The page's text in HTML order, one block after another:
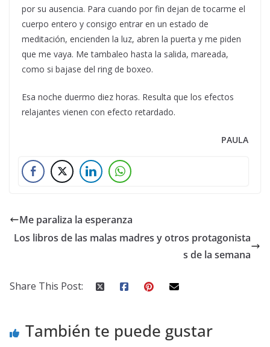
por su ausencia. Para cuando por fin dejan de tocarme el
cuerpo entero y consigo entrar en un estado de
meditación, encienden la luz, abren la puerta y me piden
que me vaya. Me tambaleo hasta la salida, mareada,
como si bajase del ring de boxeo.
Esa noche duermo diez horas. Resulta que los efectos
relajantes vienen con efecto retardado.
PAULA
Me paraliza la esperanza
Los libros de las malas madres y otros protagonista
s de la semana
Share This Post:
También te puede gustar